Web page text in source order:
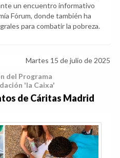
un encuentro informativo
Fórum, donde también ha
para combatir la pobreza.
Martes 15 de julio de 2025
del Programa
'la Caixa'
de Cáritas Madrid